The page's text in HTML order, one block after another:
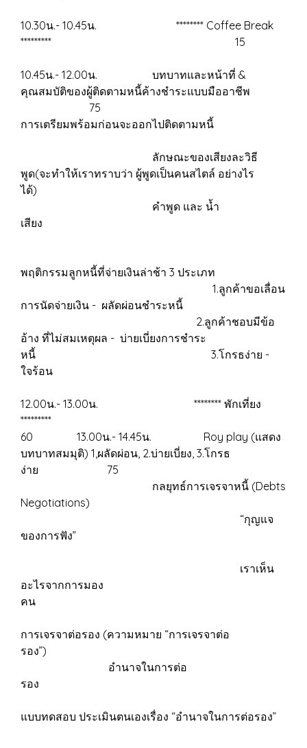
10.30น.- 10.45น. ******** Coffee Break
********* 15
10.45น.- 12.00น. บทบาทและหน้าที่ &
คุณสมบัติของผู้ติดตามหนี้ค้างชำระแบบมืออาชีพ
75
การเตรียมพร้อมก่อนจะออกไปติดตามหนี้
ลักษณะของเสียงละวิธี
พูด(จะทำให้เราทราบว่า ผู้พูดเป็นคนสไตล์ อย่างไร
ได้)
คำพูด และ น้ำ
เสียง
พฤติกรรมลูกหนี้ที่จ่ายเงินล่าช้า 3 ประเภท
1.ลูกค้าขอเลื่อน
การนัดจ่ายเงิน - ผลัดผ่อนชำระหนี้
2.ลูกค้าชอบมีข้อ
อ้าง ที่ไม่สมเหตุผล - บ่ายเบี่ยงการชำระ
หนี้ 3.โกรธง่าย -
ใจร้อน
12.00น.- 13.00น. ******** พักเที่ยง
*********
60 13.00น.- 14.45น. Roy play (แสดง
บทบาทสมมุติ) 1,ผลัดผ่อน, 2.บ่ายเบี่ยง, 3.โกรธ
ง่าย 75
กลยุทธ์การเจรจาหนี้ (Debts
Negotiations)
“กุญแจ
ของการฟัง”
เราเห็น
อะไรจากการมอง
คน
การเจรจาต่อรอง (ความหมาย “การเจรจาต่อ
รอง”)
อำนาจในการต่อ
รอง
แบบทดสอบ ประเมินตนเองเรื่อง “อำนาจในการต่อรอง”